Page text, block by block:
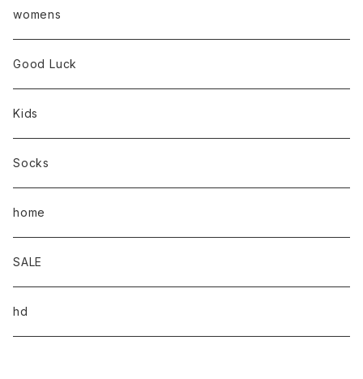
womens
Good Luck
Kids
Socks
home
SALE
hd